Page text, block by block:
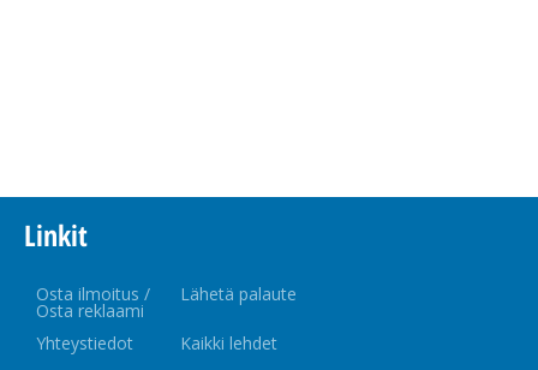
Linkit
Osta ilmoitus /
Osta reklaami
Lähetä palaute
Yhteystiedot Kaikki lehdet